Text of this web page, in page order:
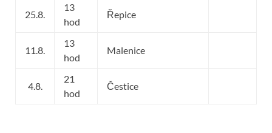
25.8.
13
hod
Řepice
11.8.
13
hod
Malenice
4.8.
21
hod
Čestice